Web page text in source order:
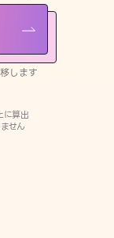
します
に算出
せん